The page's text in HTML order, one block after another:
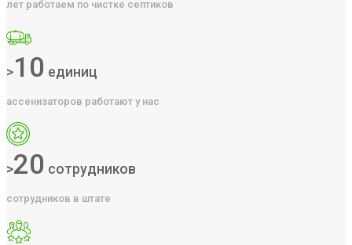
лет работаем по чистке септиков
>10 единиц
ассенизаторов работают у нас
>20 сотрудников
сотрудников в штате